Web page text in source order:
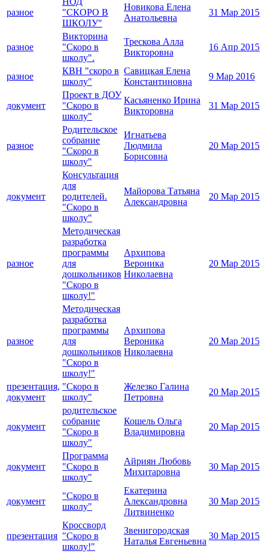
разное
"СКОРО В
ШКОЛУ"
Новикова Елена
Анатольевна
31 Мар 2015
разное
Викторина
"Скоро в
школу".
Трескова Алла
Викторовна
16 Апр 2015
разное
КВН "скоро в
школу"
Савицкая Елена
Константиновна
9 Мар 2016
документ
Проект в ДОУ
"Скоро в
школу"
Касьяненко Ирина
Викторовна
31 Мар 2015
разное
Родительское
собрание
"Скоро в
школу"
Игнатьева
Людмила
Борисовна
20 Мар 2015
документ
Консультация
для
родителей.
"Скоро в
школу"
Майорова Татьяна
Александровна
20 Мар 2015
разное
Методическая
разработка
программы
для
дошкольников
"Скоро в
школу!"
Архипова
Вероника
Николаевна
20 Мар 2015
разное
Методическая
разработка
программы
для
дошкольников
"Скоро в
школу!"
Архипова
Вероника
Николаевна
20 Мар 2015
презентация,
документ
"Скоро в
школу"
Железко Галина
Петровна
20 Мар 2015
документ
родительское
собрание
"Скоро в
школу"
Кошель Ольга
Владимировна
20 Мар 2015
документ
Программа
"Скоро в
школу"
Айриян Любовь
Михитаровна
30 Мар 2015
документ
"Скоро в
школу"
Екатерина
Александровна
Литвиненко
30 Мар 2015
презентация
Кроссворд
"Скоро в
школу!"
Звенигородская
Наталья Евгеньевна
30 Мар 2015